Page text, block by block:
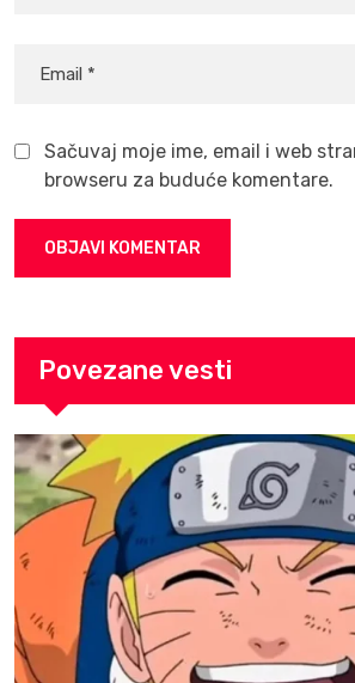
Sačuvaj moje ime, email i web
browseru za buduće komentare.
Povezane vesti